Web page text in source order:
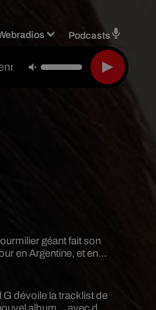
Podcasts
géant fait son
en Argentine, et en
G dévoile la tracklist de
album… avec des